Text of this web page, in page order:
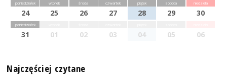
poniedziałek
24
wtorek
25
środa
26
czwartek
27
piątek
28
sobota
29
niedziela
30
poniedziałek
31 01 02 03 04 05 06
Najczęściej czytane